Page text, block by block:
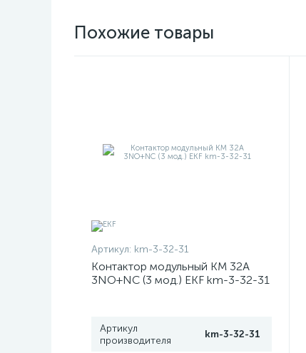
Похожие товары
Артикул: km-3-32-31
Контактор модульный КМ 32А
3NО+NC (3 мод.) EKF km-3-32-31
Артикул
производителя
km-3-32-31